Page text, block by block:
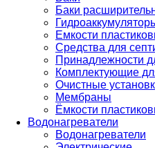
Баки
Емкости
Средства для
Принадлежности
Комплектующие
Очистные
Мембраны
Ёмкости
Водонагреватели
Водонагреватели